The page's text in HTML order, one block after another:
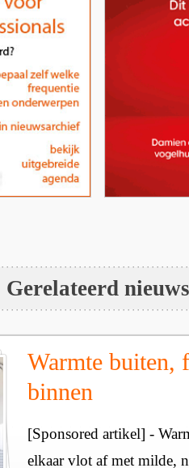
Gerelateerd nieuws
Warmte buiten,
binnen
[Sponsored artikel] -
elkaar vlot af met milde,